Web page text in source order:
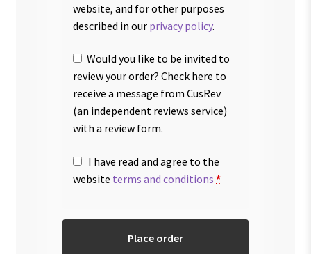
website, and for other purposes
described in our privacy policy.
Would you like to be invited to
review your order? Check here to
receive a message from CusRev
(an independent reviews service)
with a review form.
I have read and agree to the
website terms and conditions *
Place order